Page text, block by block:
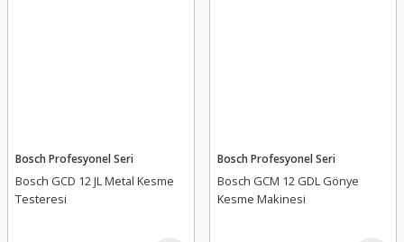
Bosch Profesyonel Seri
Bosch GCD 12 JL Metal Kesme
Testeresi
Bosch Profesyonel Seri
Bosch GCM 12 GDL Gönye
Kesme Makinesi